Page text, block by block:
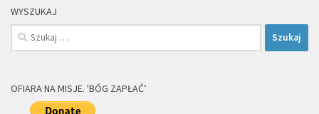
WYSZUKAJ
Szukaj:
OFIARA NA MISJE. 'BÓG ZAPŁAĆ’